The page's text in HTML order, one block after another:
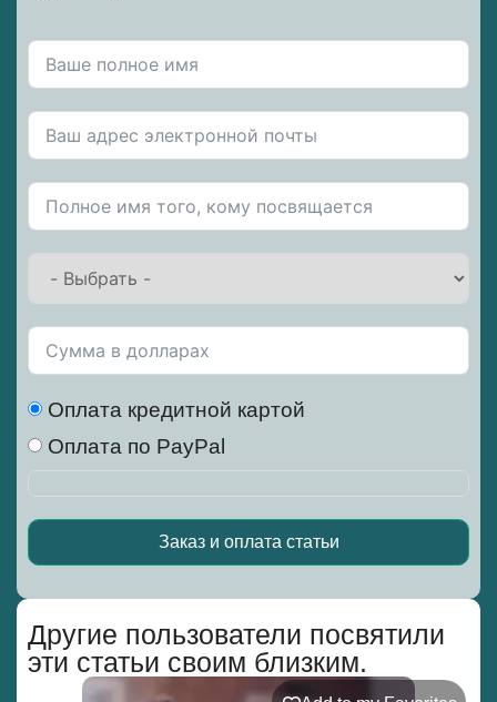
Другие пользователи посвятили
эти статьи своим близким.
Оплата кредитной картой
Оплата по PayPal
Заказ и оплата статьи
Alternative: